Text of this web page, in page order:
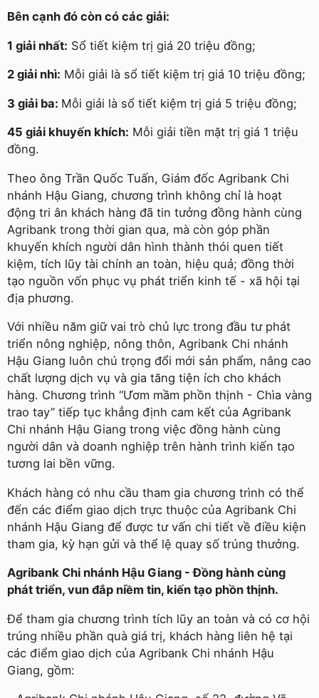
Bên cạnh đó còn có các giải:
1 giải nhất: Sổ tiết kiệm trị giá 20 triệu đồng;
2 giải nhì: Mỗi giải là sổ tiết kiệm trị giá 10 triệu đồng;
3 giải ba: Mỗi giải là sổ tiết kiệm trị giá 5 triệu đồng;
45 giải khuyến khích: Mỗi giải tiền mặt trị giá 1 triệu
đồng.
Theo ông Trần Quốc Tuấn, Giám đốc Agribank Chi
nhánh Hậu Giang, chương trình không chỉ là hoạt
động tri ân khách hàng đã tin tưởng đồng hành cùng
Agribank trong thời gian qua, mà còn góp phần
khuyến khích người dân hình thành thói quen tiết
kiệm, tích lũy tài chính an toàn, hiệu quả; đồng thời
tạo nguồn vốn phục vụ phát triển kinh tế - xã hội tại
địa phương.
Với nhiều năm giữ vai trò chủ lực trong đầu tư phát
triển nông nghiệp, nông thôn, Agribank Chi nhánh
Hậu Giang luôn chú trọng đổi mới sản phẩm, nâng cao
chất lượng dịch vụ và gia tăng tiện ích cho khách
hàng. Chương trình “Ươm mầm phồn thịnh - Chìa vàng
trao tay” tiếp tục khẳng định cam kết của Agribank
Chi nhánh Hậu Giang trong việc đồng hành cùng
người dân và doanh nghiệp trên hành trình kiến tạo
tương lai bền vững.
Khách hàng có nhu cầu tham gia chương trình có thể
đến các điểm giao dịch trực thuộc của Agribank Chi
nhánh Hậu Giang để được tư vấn chi tiết về điều kiện
tham gia, kỳ hạn gửi và thể lệ quay số trúng thưởng.
Agribank Chi nhánh Hậu Giang - Đồng hành cùng
phát triển, vun đắp niềm tin, kiến tạo phồn thịnh.
Để tham gia chương trình tích lũy an toàn và có cơ hội
trúng nhiều phần quà giá trị, khách hàng liên hệ tại
các điểm giao dịch của Agribank Chi nhánh Hậu
Giang, gồm: